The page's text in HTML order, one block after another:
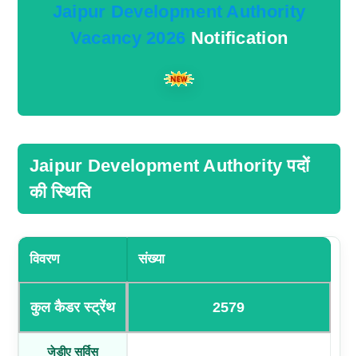
Jaipur Development Authority
Vacancy 2026 Notification
Jaipur Development Authority पदों
की स्थिति
विवरण संख्या
कुल कैडर स्ट्रेंथ 2579
जेडीए सर्विस